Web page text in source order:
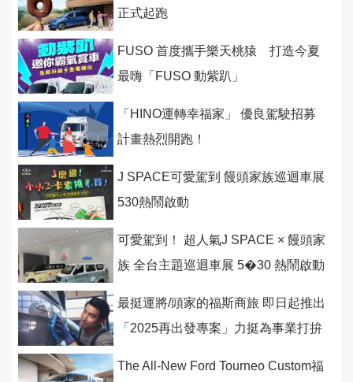
正式起跑
FUSO 首度攜手樂天桃猿 打造今夏
最嗨「FUSO 動紫趴」
「HINO運轉幸福家」 優良駕駛招募
計畫熱烈開跑！
J SPACE可愛駕到 饅頭家族巡迴車展
530熱鬧啟動
可愛駕到！ 超人氣J SPACE × 饅頭家
族 全台主題巡迴車展 5�30 熱鬧啟動
最挺運將/頭家的福斯商旅 即日起推出
「2025再出發專案」力挺為事業打拚
The All-New Ford Tourneo Custom福